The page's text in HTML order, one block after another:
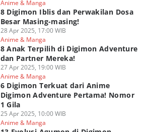
Anime & Manga
8 Digimon Iblis dan Perwakilan Dosa
Besar Masing-masing!
28 Apr 2025, 17:00 WIB
Anime & Manga
8 Anak Terpilih di Digimon Adventure
dan Partner Mereka!
27 Apr 2025, 19:00 WIB
Anime & Manga
6 Digimon Terkuat dari Anime
Digimon Adventure Pertama! Nomor
1 Gila
25 Apr 2025, 10:00 WIB
Anime & Manga